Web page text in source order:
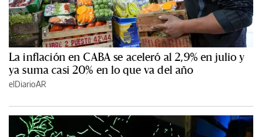
La inflación en CABA se aceleró al 2,9% en julio y
ya suma casi 20% en lo que va del año
elDiarioAR